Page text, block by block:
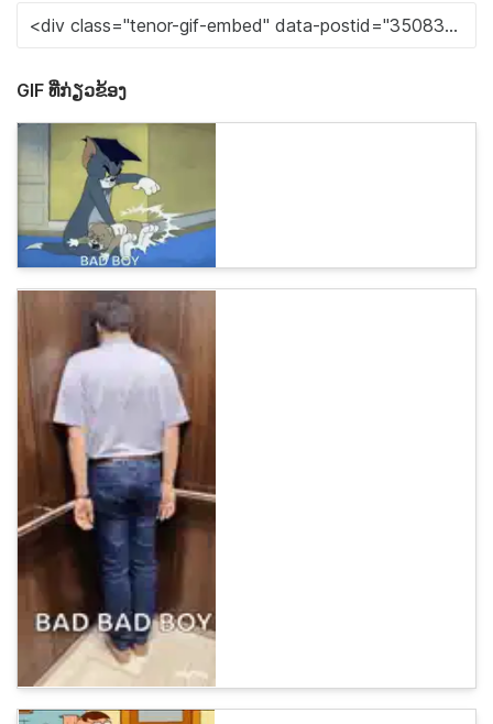
GIF ທີ່ກ່ຽວຂ້ອງ